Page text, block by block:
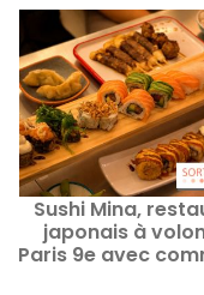
Sushi Mina,
japonais à
Paris 9e avec